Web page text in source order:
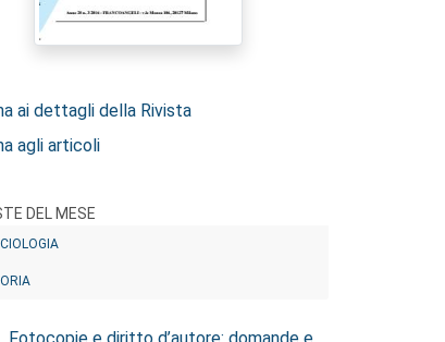
ai dettagli della Rivista
agli articoli
DEL MESE